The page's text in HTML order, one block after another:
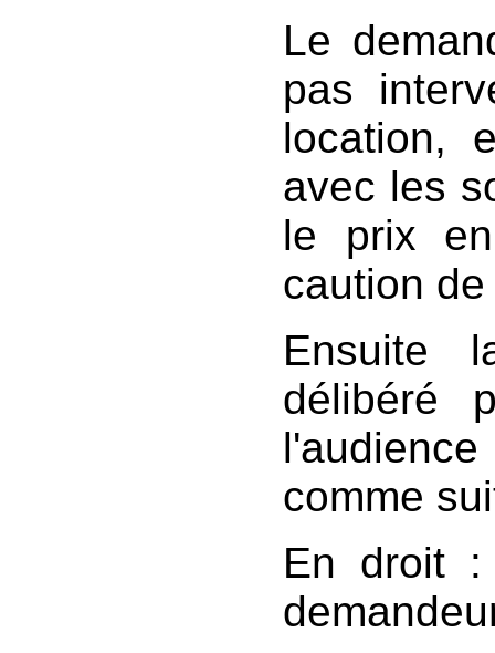
Le
pas
location,
avec les
le prix
caution
Ensuite
délibéré
comme
En droit :